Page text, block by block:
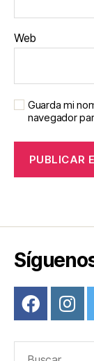
Web
Guarda mi
navegador